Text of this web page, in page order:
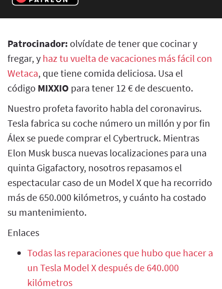
Patrocinador: olvídate de tener que cocinar y
fregar, y haz tu vuelta de vacaciones más fácil con
Wetaca, que tiene comida deliciosa. Usa el
código MIXXIO para tener 12 € de descuento.
Nuestro profeta favorito habla del coronavirus.
Tesla fabrica su coche número un millón y por fin
Álex se puede comprar el Cybertruck. Mientras
Elon Musk busca nuevas localizaciones para una
quinta Gigafactory, nosotros repasamos el
espectacular caso de un Model X que ha recorrido
más de 650.000 kilómetros, y cuánto ha costado
su mantenimiento.
Enlaces
Todas las reparaciones que hubo que hacer a
un Tesla Model X después de 640.000
kilómetros